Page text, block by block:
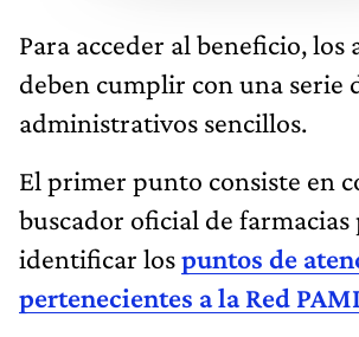
Para acceder al beneficio, los
deben cumplir con una serie
administrativos sencillos.
El primer punto consiste en
buscador oficial de farmacias
identificar lospuntos de
pertenecientes a la Red PAMI